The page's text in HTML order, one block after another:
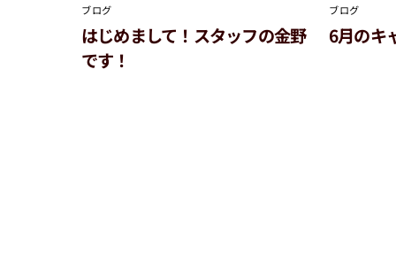
ブログ
はじめまして！スタッフの金野
です！
ブログ
6月のキ